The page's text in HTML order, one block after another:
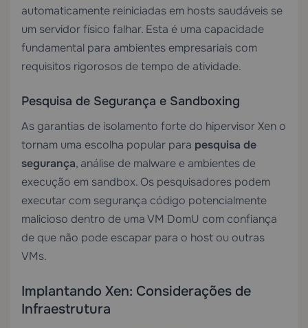
automaticamente reiniciadas em hosts saudáveis se
um servidor físico falhar. Esta é uma capacidade
fundamental para ambientes empresariais com
requisitos rigorosos de tempo de atividade.
Pesquisa de Segurança e Sandboxing
As garantias de isolamento forte do hipervisor Xen o
tornam uma escolha popular para pesquisa de
segurança, análise de malware e ambientes de
execução em sandbox. Os pesquisadores podem
executar com segurança código potencialmente
malicioso dentro de uma VM DomU com confiança
de que não pode escapar para o host ou outras
VMs.
Implantando Xen: Considerações de
Infraestrutura